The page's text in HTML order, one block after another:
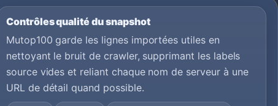
Contrôles qualité du snapshot
Mutop100 garde les lignes importées utiles en
nettoyant le bruit de crawler, supprimant les labels
source vides et reliant chaque nom de serveur à une
URL de détail quand possible.